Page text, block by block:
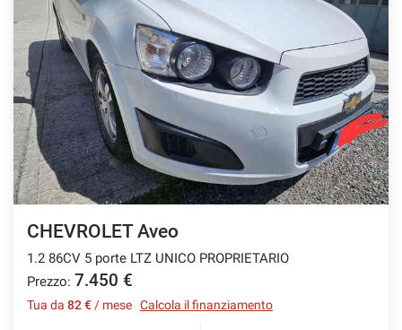
CHEVROLET Aveo
1.2 86CV 5 porte LTZ UNICO PROPRIETARIO
Prezzo: 7.450 €
Tua da 82 € / mese Calcola il finanziamento